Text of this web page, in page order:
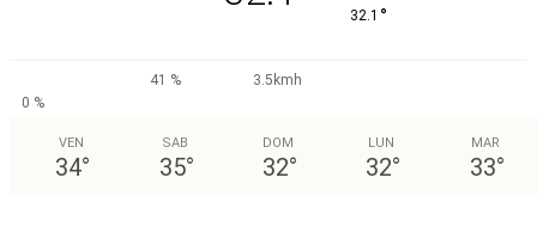
32.1 °
41 %
3.5kmh
0 %
VEN
34°
SAB
35°
DOM
32°
LUN
32°
MAR
33°